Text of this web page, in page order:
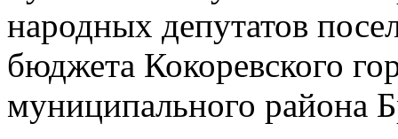
народных депутатов
бюджета Кокоревского
муниципального района